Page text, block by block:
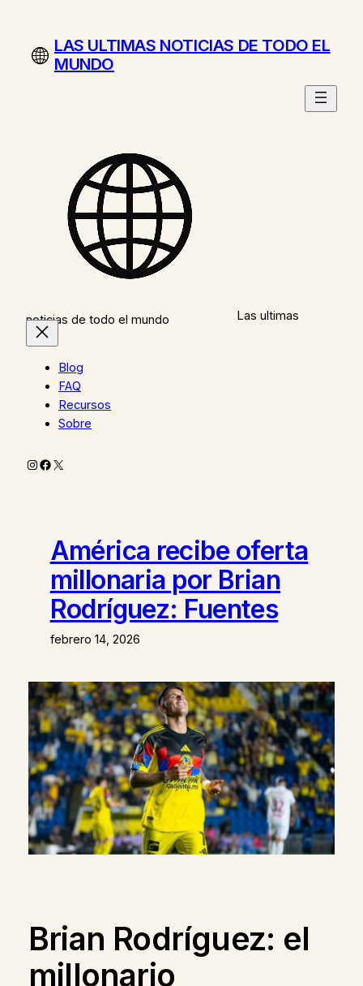
contenidoLAS ULTIMAS NOTICIAS DE TODO EL
MUNDO
Las ultimas
noticias de todo el mundo
Blog
FAQ
Recursos
Sobre
Instagram
Facebook
X
América recibe oferta
millonaria por Brian
Rodríguez: Fuentes
febrero 14, 2026
Brian Rodríguez: el
millonario